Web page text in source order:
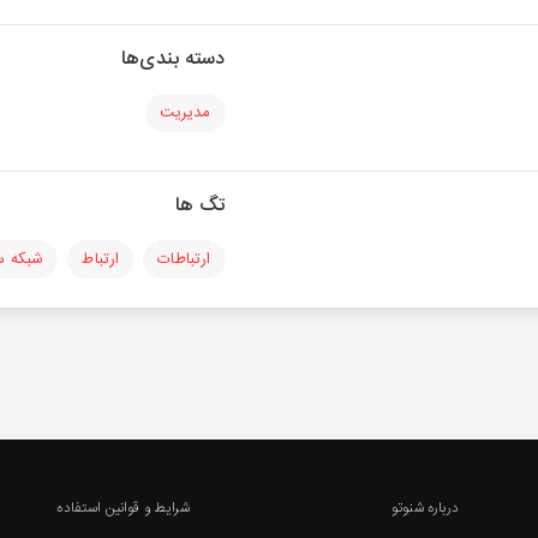
دسته بندی‌ها
مدیریت
تگ ها
ارتباطات ارتباط شبکه
درباره شنوتو
شرایط و قوانین استفاده